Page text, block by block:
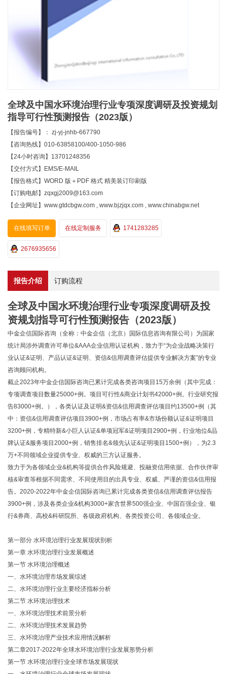
全球及中国水环境治理行业专项深度调研及投资规划
指导可行性预测报告（2023版）
【报告编号】： zj-yj-jnhb-667790
【咨询热线】010-63858100/400-1050-986
【24小时咨询】13701248356
【交付方式】EMS/E-MAIL
【报告格式】WORD 版＋PDF 格式 精美装订印刷版
【订购电邮】zqxgj2009@163.com
【企业网址】www.gtdcbgw.com , www.bjzjqx.com , www.chinabgw.net
在线填写订单 在线定制服务 1741283285
2676935656
报告介绍 订购流程
全球及中国水环境治理行业专项深度调研及投
资规划指导可行性预测报告（2023版）
中金企信国际咨询（全称：中金企信（北京）国际信息咨询有限公司）为国家
统计局涉外调查许可单位&AAA企业信用认证机构，致力于“为企业战略决策行
业认证&证明、产品认证&证明、资信&信用调查评估提供专业解决方案”的专业
咨询顾问机构。
截止2023年中金企信国际咨询已累计完成各类咨询项目15万余例（其中完成：
专项调查项目数量25000+例。项目可行性&商业计划书42000+例。行业研究报
告83000+例。），各类认证及证明&资信&信用调查评估项目约13500+例（其
中：资信&信用调查评估项目3900+例，市场占有率&市场份额认证&证明项目
3200+例，专精特新&小巨人认证&单项冠军&证明项目2900+例，行业地位&品
牌认证&服务项目2000+例，销售排名&领先认证&证明项目1500+例），为2.3
万+不同领域企业提供专业、权威的三方认证服务。
致力于为各领域企业&机构等提供合作风险规避、投融资信用依据、合作伙伴审
核&审查等根据不同需求、不同使用目的出具专业、权威、严谨的资信&信用报
告。2020-2022年中金企信国际咨询已累计完成各类资信&信用调查评估报告
3900+例，涉及各类企业&机构3000+家含世界500强企业、中国百强企业、银
行&券商、高校&科研院所、各级政府机构、各类投资公司、各领域企业。
第一部分 水环境治理行业发展现状剖析
第一章 水环境治理行业发展概述
第一节 水环境治理概述
一、水环境治理市场发展综述
二、水环境治理行业主要经济指标分析
第二节 水环境治理技术
一、水环境治理技术前景分析
二、水环境治理技术发展趋势
三、水环境治理产业技术应用情况解析
第二章2017-2022年全球水环境治理行业发展形势分析
第一节 水环境治理行业全球市场发展现状